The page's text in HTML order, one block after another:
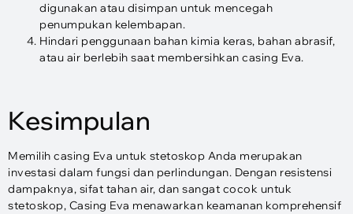
digunakan atau disimpan untuk mencegah
penumpukan kelembapan.
Hindari penggunaan bahan kimia keras, bahan abrasif,
atau air berlebih saat membersihkan casing Eva.
Kesimpulan
Memilih casing Eva untuk stetoskop Anda merupakan
investasi dalam fungsi dan perlindungan. Dengan resistensi
dampaknya, sifat tahan air, dan sangat cocok untuk
stetoskop, Casing Eva menawarkan keamanan komprehensif